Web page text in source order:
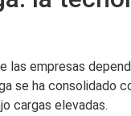
las empresas
se ha
cargas elevadas.